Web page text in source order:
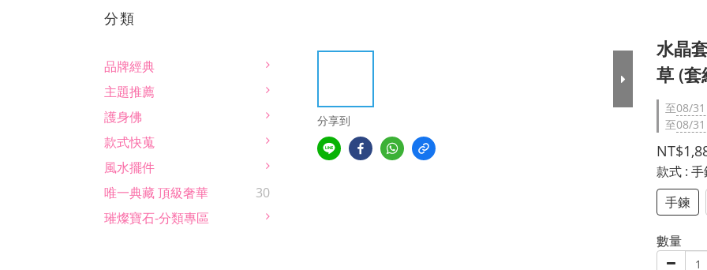
分類
品牌經典
主題推薦
護身佛
款式快蒐
風水擺件
唯一典藏 頂級奢華
30
璀燦寶石-分類專區
分享到
水晶
草 (套
至08/
至08/
款式 : 手
手鍊
數量